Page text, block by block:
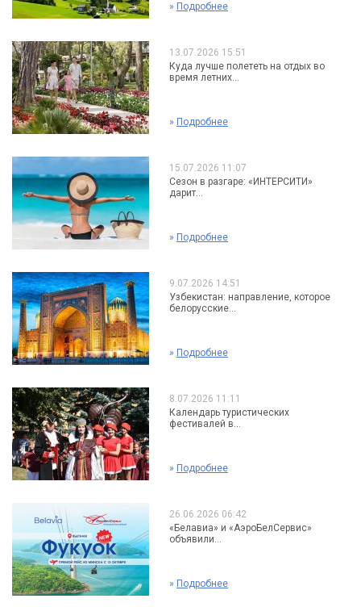
» Подробнее
13.07.2026 15:51
Куда лучше полететь на отдых во
время летних...
» Подробнее
15.07.2026 11:07
Сезон в разгаре: «ИНТЕРСИТИ»
дарит...
» Подробнее
9.07.2026 14:51
Узбекистан: направление, которое
белорусские...
» Подробнее
8.07.2026 11:11
Календарь туристических
фестивалей в...
» Подробнее
26.06.2026 06:42
«Белавиа» и «АэроБелСервис»
объявили...
» Подробнее